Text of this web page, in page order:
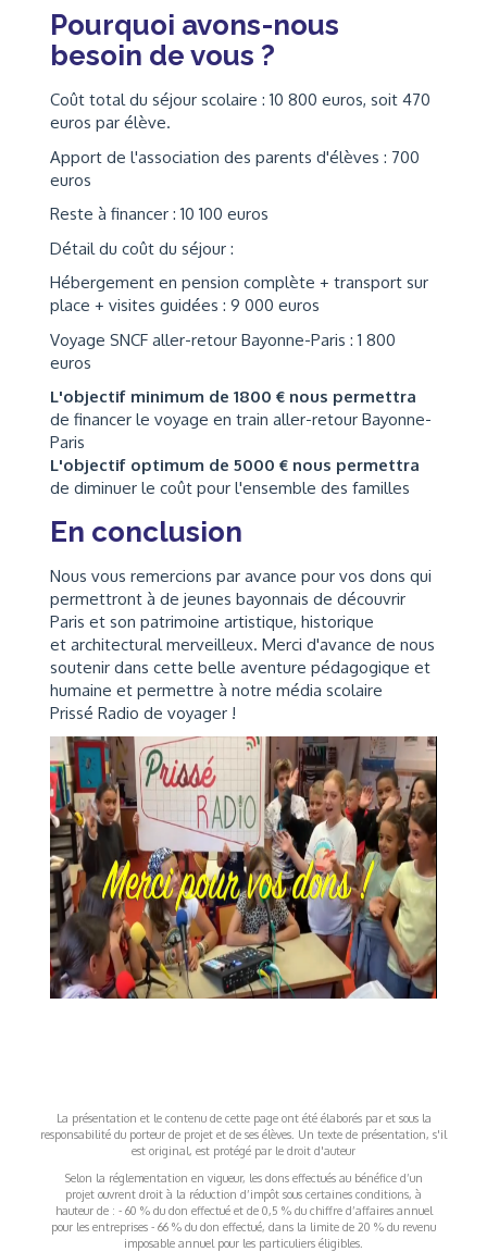
Pourquoi avons-nous
besoin de vous ?
Coût total du séjour scolaire : 10 800 euros, soit 470
euros par élève.
Apport de l'association des parents d'élèves : 700
euros
Reste à financer : 10 100 euros
Détail du coût du séjour :
Hébergement en pension complète + transport sur
place + visites guidées : 9 000 euros
Voyage SNCF aller-retour Bayonne-Paris : 1 800
euros
L'objectif minimum de 1800 € nous permettra
de financer le voyage en train aller-retour Bayonne-
Paris
L'objectif optimum de 5000 € nous permettra
de diminuer le coût pour l'ensemble des familles
En conclusion
Nous vous remercions par avance pour vos dons qui
permettront à de jeunes bayonnais de découvrir
Paris et son patrimoine artistique, historique
et architectural merveilleux. Merci d'avance de nous
soutenir dans cette belle aventure pédagogique et
humaine et permettre à notre média scolaire
Prissé Radio de voyager !
La présentation et le contenu de cette page ont été élaborés par et sous la
responsabilité du porteur de projet et de ses élèves. Un texte de présentation, s'il
est original, est protégé par le droit d'auteur
Selon la réglementation en vigueur, les dons effectués au bénéfice d’un
projet ouvrent droit à la réduction d’impôt sous certaines conditions, à
hauteur de : - 60 % du don effectué et de 0,5 % du chiffre d’affaires annuel
pour les entreprises - 66 % du don effectué, dans la limite de 20 % du revenu
imposable annuel pour les particuliers éligibles.